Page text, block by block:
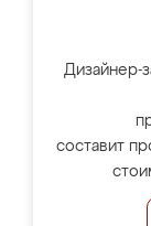
Дизайнер-
составит